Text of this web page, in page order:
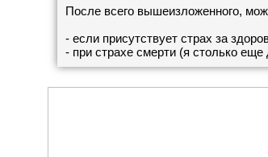
После всего вышеизложенного,
- если присутствует страх за
- при страхе смерти (я столько